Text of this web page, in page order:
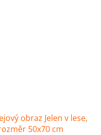
obraz Jelen v lese,
50x70 cm